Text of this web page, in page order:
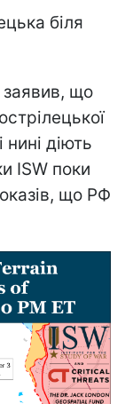
біля
заявив, що
діють
ISW поки
що РФ